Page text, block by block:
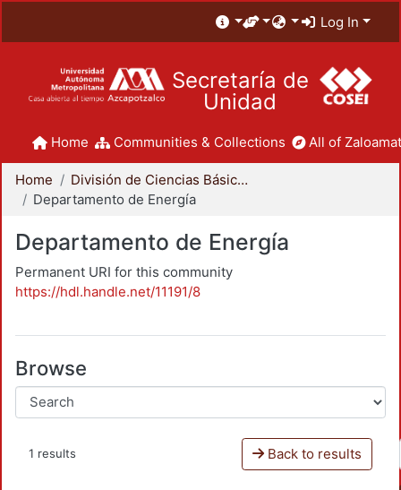
Log In
Secretaría de
Unidad
Home Communities & Collections All of
Home
División de Ciencias Básicas e Ingeniería
Departamento de Energía
Departamento de Energía
Permanent URI for this community
https://hdl.handle.net/11191/8
Browse
1 results Back to results